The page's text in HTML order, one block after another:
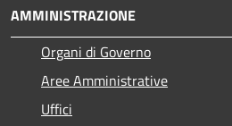
AMMINISTRAZIONE
Organi di Governo
Aree Amministrative
Uffici